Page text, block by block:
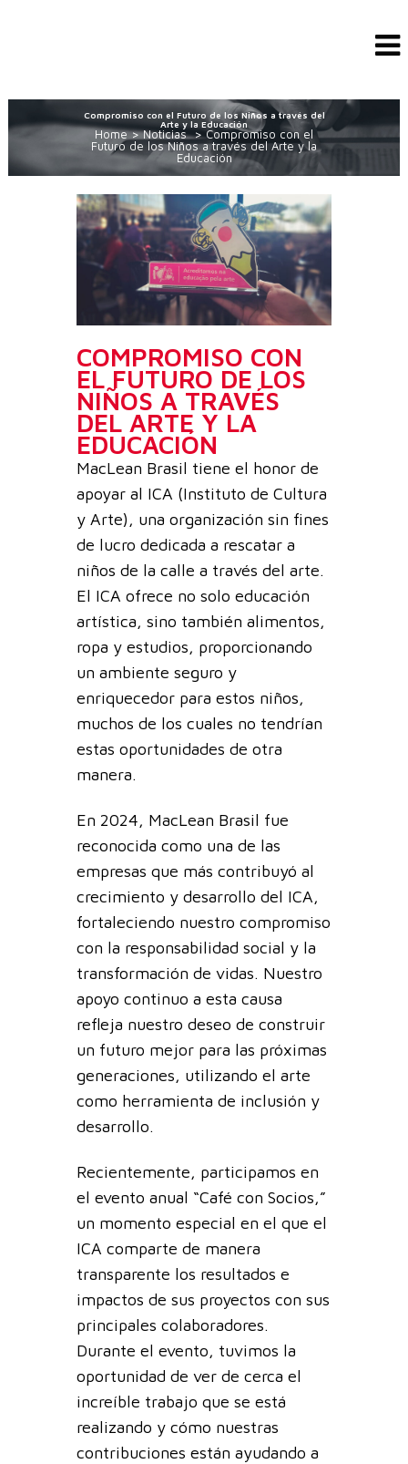
Compromiso con el Futuro de los Niños a través del
Arte y la Educación
Home>Noticias >Compromiso con el
Futuro de los Niños a través del Arte y la
Educación
COMPROMISO CON
EL FUTURO DE LOS
NIÑOS A TRAVÉS
DEL ARTE Y LA
EDUCACIÓN
MacLean Brasil tiene el honor de
apoyar al ICA (Instituto de Cultura
y Arte), una organización sin fines
de lucro dedicada a rescatar a
niños de la calle a través del arte.
El ICA ofrece no solo educación
artística, sino también alimentos,
ropa y estudios, proporcionando
un ambiente seguro y
enriquecedor para estos niños,
muchos de los cuales no tendrían
estas oportunidades de otra
manera.
En 2024, MacLean Brasil fue
reconocida como una de las
empresas que más contribuyó al
crecimiento y desarrollo del ICA,
fortaleciendo nuestro compromiso
con la responsabilidad social y la
transformación de vidas. Nuestro
apoyo continuo a esta causa
refleja nuestro deseo de construir
un futuro mejor para las próximas
generaciones, utilizando el arte
como herramienta de inclusión y
desarrollo.
Recientemente, participamos en
el evento anual “Café con Socios,”
un momento especial en el que el
ICA comparte de manera
transparente los resultados e
impactos de sus proyectos con sus
principales colaboradores.
Durante el evento, tuvimos la
oportunidad de ver de cerca el
increíble trabajo que se está
realizando y cómo nuestras
contribuciones están ayudando a